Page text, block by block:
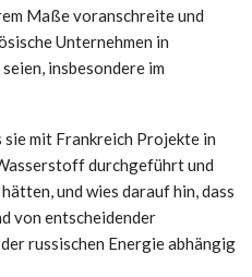
Maße voranschreite und
Unternehmen in
insbesondere im
mit Frankreich Projekte in
durchgeführt und
und wies darauf hin, dass
von entscheidender
russischen Energie abhängig